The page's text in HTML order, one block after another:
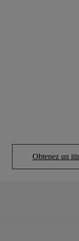
Obtenez un